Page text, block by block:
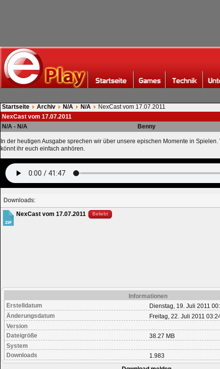
Startseite Archiv N/A N/A
NexCast vom 17.07.2011
NexCast vom 17.07.2011
N/A - N/A
Benny
In der heutigen Ausgabe sprechen wir über unsere epischen Momente in Spielen.
könnt ihr euch einfach anhören.
Downloads:
NexCast vom 17.07.2011
Beliebt
Informationen
Erstelldatum
Dienstag, 19. Juli 2011
Änderungsdatum
Freitag, 22. Juli 2011
Version
Dateigröße
38.27 MB
System
Downloads
1.983